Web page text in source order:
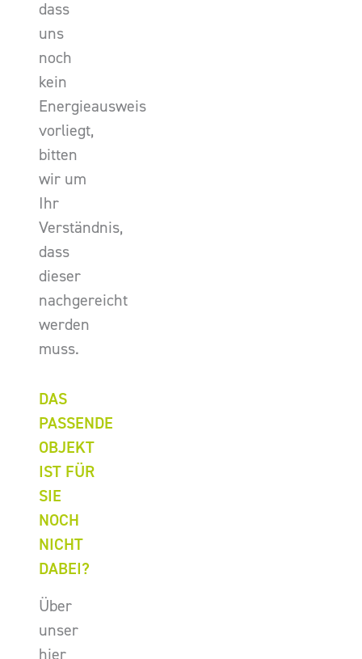
dass
uns
noch
kein
Energieausweis
vorliegt,
bitten
wir um
Ihr
Verständnis,
dass
dieser
nachgereicht
werden
muss.
DAS
PASSENDE
OBJEKT
IST FÜR
SIE
NOCH
NICHT
DABEI?
Über
unser
hier